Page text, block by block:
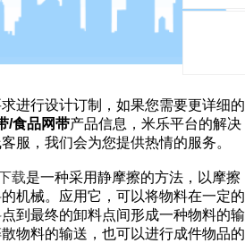
进行设计订制，如果您需要更详细的
/食品网带产品信息，米乐平台的解决
服，我们会为您提供热情的服务。
载是一种采用静摩擦的方法，以摩擦
机械。应用它，可以将物料在一定的
到最终的卸料点间形成一种物料的输
物料的输送，也可以进行成件物品的